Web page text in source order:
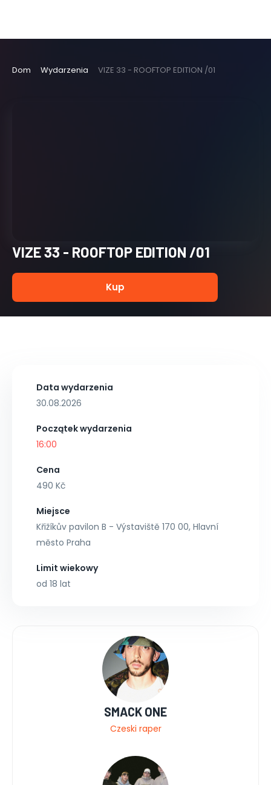
Dom Wydarzenia VIZE 33 - ROOFTOP EDITION /01
VIZE 33 - ROOFTOP EDITION /01
Kup
Data wydarzenia
30.08.2026
Początek wydarzenia
16:00
Cena
490 Kč
Miejsce
Křižíkův pavilon B - Výstaviště 170 00, Hlavní
město Praha
Limit wiekowy
od 18 lat
SMACK ONE
Czeski raper